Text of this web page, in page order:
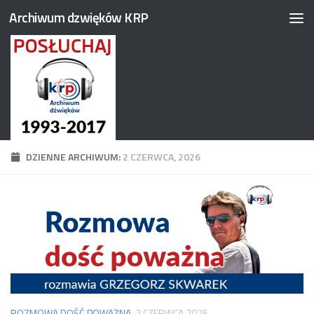
Przejdź do treści
Archiwum dzwięków KRP
DZIENNE ARCHIWUM:2 CZERWCA, 2026